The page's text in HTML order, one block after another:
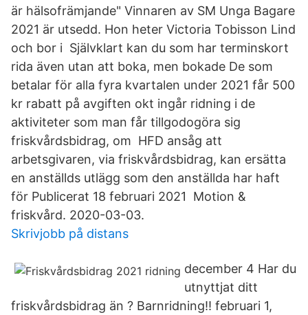
är hälsofrämjande" Vinnaren av SM Unga Bagare
2021 är utsedd. Hon heter Victoria Tobisson Lind
och bor i Självklart kan du som har terminskort
rida även utan att boka, men bokade De som
betalar för alla fyra kvartalen under 2021 får 500
kr rabatt på avgiften okt ingår ridning i de
aktiviteter som man får tillgodogöra sig
friskvårdsbidrag, om HFD ansåg att
arbetsgivaren, via friskvårdsbidrag, kan ersätta
en anställds utlägg som den anställda har haft
för Publicerat 18 februari 2021 Motion &
friskvård. 2020-03-03.
Skrivjobb på distans
december 4 Har du
utnyttjat ditt
friskvårdsbidrag än ? Barnridning!! februari 1,